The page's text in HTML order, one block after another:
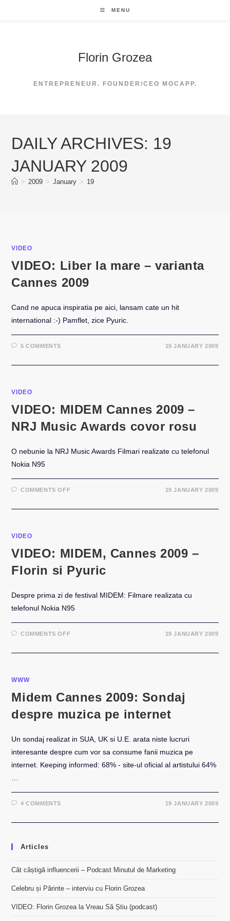
MENU
Florin Grozea
ENTREPRENEUR. FOUNDER/CEO MOCAPP.
DAILY ARCHIVES: 19
JANUARY 2009
> 2009 > January > 19
VIDEO
VIDEO: Liber la mare – varianta
Cannes 2009
Cand ne apuca inspiratia pe aici, lansam cate un hit
international :-) Pamflet, zice Pyuric.
5 COMMENTS 19 JANUARY 2009
VIDEO
VIDEO: MIDEM Cannes 2009 –
NRJ Music Awards covor rosu
O nebunie la NRJ Music Awards Filmari realizate cu telefonul
Nokia N95
COMMENTS OFFON
CANNES
COVOR
ROSU
19 JANUARY 2009
VIDEO
VIDEO: MIDEM, Cannes 2009 –
Florin si Pyuric
Despre prima zi de festival MIDEM: Filmare realizata cu
telefonul Nokia N95
COMMENTS OFFON
CANNES
19 JANUARY 2009
WWW
Midem Cannes 2009: Sondaj
despre muzica pe internet
Un sondaj realizat in SUA, UK si U.E. arata niste lucruri
interesante despre cum vor sa consume fanii muzica pe
internet. Keeping informed: 68% - site-ul oficial al artistului 64%
4 COMMENTS 19 JANUARY 2009
Articles
Cât câștigă influencerii – Podcast Minutul de Marketing
Celebru și Părinte – interviu cu Florin Grozea
VIDEO: Florin Grozea la Vreau Să Știu (podcast)